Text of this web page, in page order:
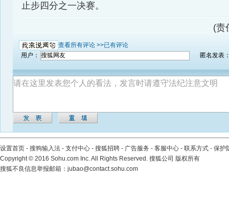
止步四分之一决赛。
(责
查看所有评论 >>已有评论
用户：
匿名发表
设置首页 - 搜狗输入法 - 支付中心 - 搜狐招聘 - 广告服务 - 客服中心 - 联系方式 - 保护
Copyright© 2016 Sohu.com Inc. All Rights Reserved. 搜狐公司 版权所有
搜狐不良信息举报邮箱： jubao@contact.sohu.com